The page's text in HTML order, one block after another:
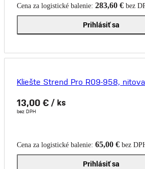
Cena za logistické balenie: 283,60 € bez
Prihlásiť sa
Kliešte Strend Pro R09-958,
13,00 € / ks
bez DPH
Cena za logistické balenie: 65,00 € bez
Prihlásiť sa